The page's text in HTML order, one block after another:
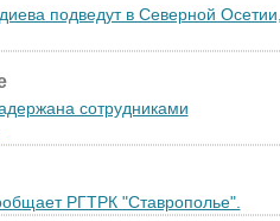
подведут в Северной Осетии,
сотрудниками
РГТРК "Ставрополье".